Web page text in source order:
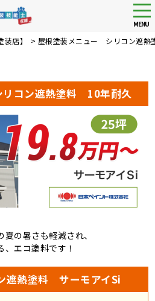
MENU
店】 > 屋根塗装メニュー シリコン遮
コン遮熱塗料 10年耐久
の暑さも軽減され、
エコ塗料です！
遮熱塗料 サーモアイSi